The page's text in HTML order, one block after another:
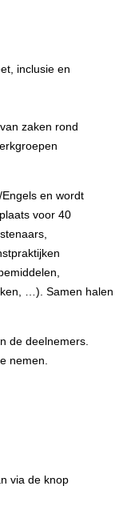
inclusie en
zaken rond
en wordt
voor 40
…). Samen halen
de deelnemers.
nemen.
via de knop